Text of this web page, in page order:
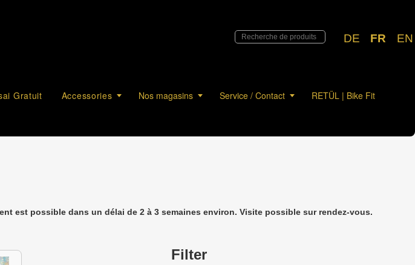
DE FR EN
Gratuit Accessories Nos magasins Service / Contact RETÜL | Bike Fit
est possible dans un délai de 2 à 3 semaines environ. Visite possible sur rendez-vous.
Filter